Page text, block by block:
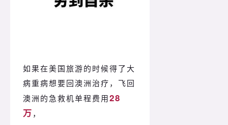
如果在美国旅游的时候得了大
病重病想要回澳洲治疗，飞回
澳洲的急救机单程费用28
万，